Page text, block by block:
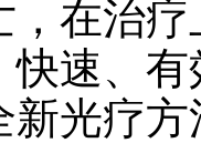
，在治
快速、
新光疗方